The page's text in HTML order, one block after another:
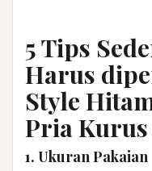
5 Tips
Harus
Style
Pria Kurus
1. Ukuran Pakaian